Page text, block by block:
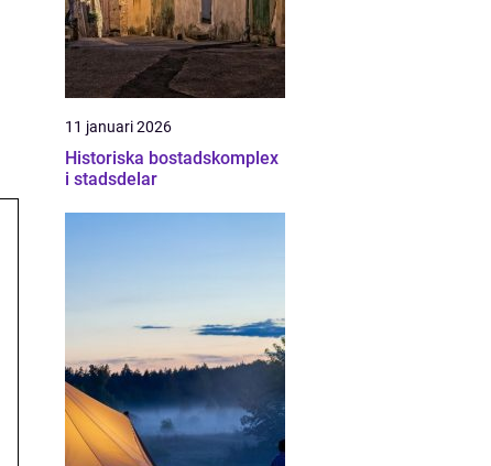
11 januari 2026
Historiska bostadskomplex
i stadsdelar